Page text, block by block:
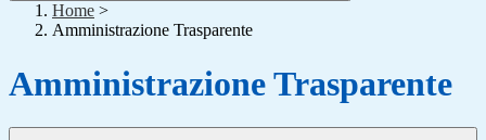
Home >
Amministrazione Trasparente
Amministrazione Trasparente